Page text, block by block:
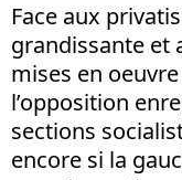
Face aux
grandissante et
mises en
l’opposition
sections
encore si la